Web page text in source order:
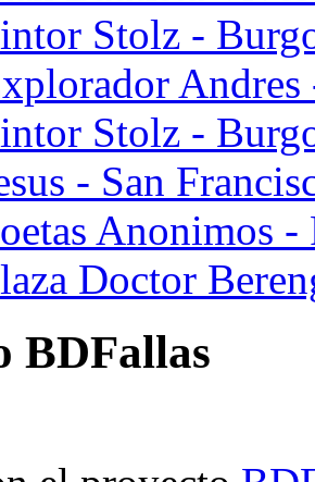
Stolz -
Andres
Stolz -
- San
Anonimos
Doctor
BDFallas